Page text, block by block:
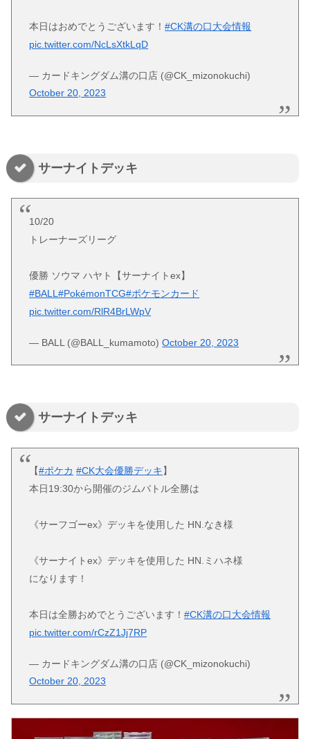
本日はおめでとうございます！#CK溝の口大会情報
pic.twitter.com/NcLsXtkLqD
— カードキングダム溝の口店 (@CK_mizonokuchi)
October 20, 2023
サーナイトデッキ
10/20
トレーナーズリーグ
優勝 ソウマ ハヤト【サーナイトex】
#BALL#PokémonTCG#ポケモンカード
pic.twitter.com/RlR4BrLWpV
— BALL (@BALL_kumamoto)October 20, 2023
サーナイトデッキ
【#ポケカ #CK大会優勝デッキ】
本日19:30から開催のジムバトル全勝は
《サーフゴーex》デッキを使用した HN.なき様
《サーナイトex》デッキを使用した HN.ミハネ様
になります！
本日は全勝おめでとうございます！#CK溝の口大会情報
pic.twitter.com/rCzZ1Jj7RP
— カードキングダム溝の口店 (@CK_mizonokuchi)
October 20, 2023